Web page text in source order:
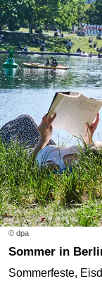
© dpa
Sommer in
Sommerfeste,